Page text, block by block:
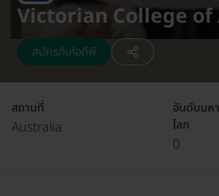
Victorian College of
สมัครกับไอดีพี
สถานที่
Australia
อันดับมห
โลก
0